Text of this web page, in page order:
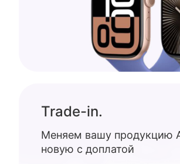
Trade-in.
Меняем вашу продукцию
новую с доплатой